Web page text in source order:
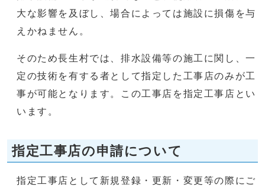
大な影響を及ぼし、場合によっては施設に損傷を与
えかねません。
そのため長生村では、排水設備等の施工に関し、一
定の技術を有する者として指定した工事店のみが工
事が可能となります。この工事店を指定工事店とい
います。
指定工事店の申請について
指定工事店として新規登録・更新・変更等の際にご